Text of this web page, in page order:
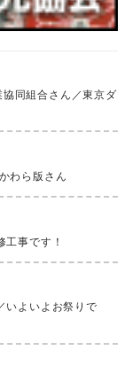
同組合さん／東京ダ
わら版さん
事です！
よいよお祭りで